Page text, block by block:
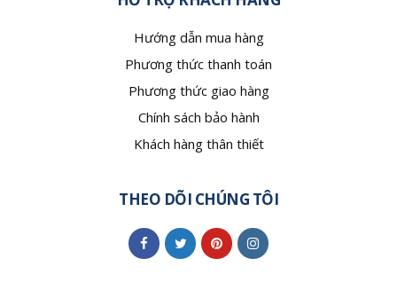
Hướng dẫn mua hàng
Phương thức thanh toán
Phương thức giao hàng
Chính sách bảo hành
Khách hàng thân thiết
THEO DÕI CHÚNG TÔI